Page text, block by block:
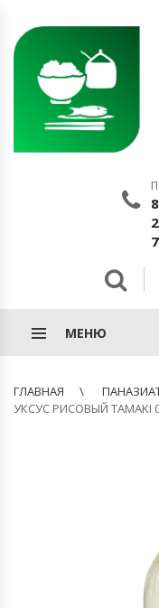
МЕНЮ
ГЛАВНАЯ
УКСУС РИСОВЫЙ TAMAKI